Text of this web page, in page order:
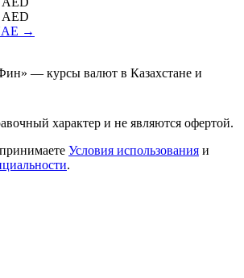
AED
→
— курсы валют в Казахстане и
характер и не являются офертой.
Условия использования и
.